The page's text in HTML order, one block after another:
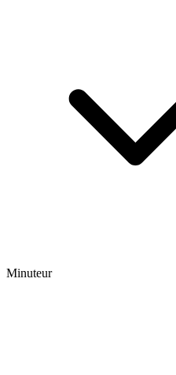
Minuteur